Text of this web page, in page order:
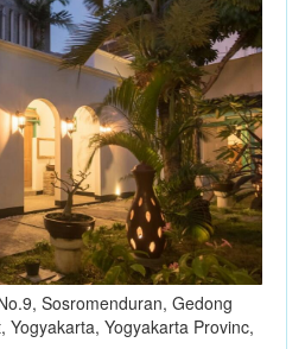
Sosromenduran, Gedong
Yogyakarta, Yogyakarta Provinc,